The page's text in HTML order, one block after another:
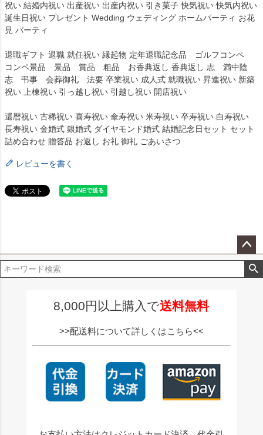
祝い 結婚内祝い 出産祝い 出産内祝い 引き菓子 快気祝い 快気内祝い
誕生日祝い プレゼント Wedding ウェディング ホームパーティ お花
見 パーティ
退職ギフト 退職 就任祝い 縁起物 定年退職記念品 ゴルフコンペ
コンペ景品 景品 賞品 粗品 お香典返し 香典返し 志 満中陰
志 弔事 会葬御礼 法要 卒業祝い 成人式 就職祝い 昇進祝い 新築
祝い 上棟祝い 引っ越し祝い 引越し祝い 開店祝い
還暦祝い 古稀祝い 喜寿祝い 傘寿祝い 米寿祝い 卒寿祝い 白寿祝い
長寿祝い 金婚式 銀婚式 ダイヤモンド婚式 結婚記念日セット セット
詰め合わせ 贈答品 お返し お礼 御礼 ごあいさつ
レビューを書く
ペー
ジト
8,000円以上購入で送料無料
>>配送料について詳しくはこちら<<